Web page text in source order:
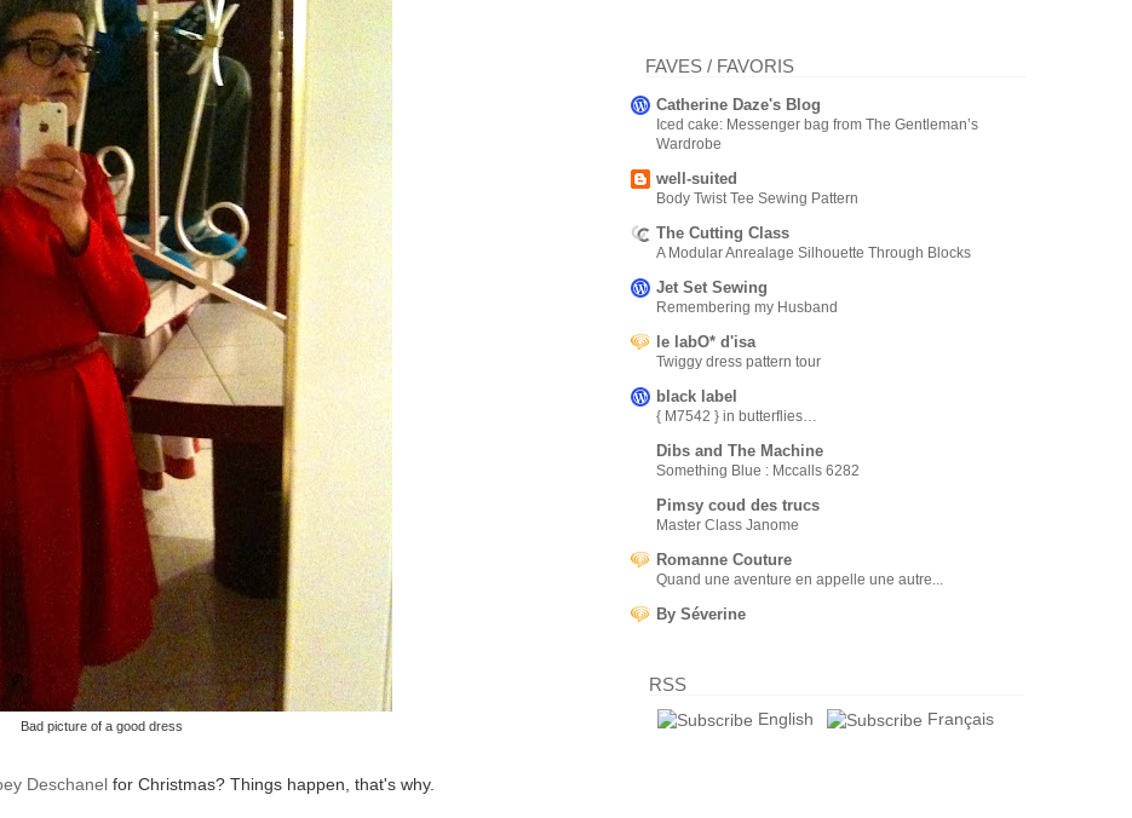
Bad picture of a good dress
Deschanel for Christmas? Things happen, that's why.
FAVES / FAVORIS
Catherine Daze's Blog
Iced cake: Messenger bag from The Gentleman’s
Wardrobe
well-suited
Body Twist Tee Sewing Pattern
The Cutting Class
A Modular Anrealage Silhouette Through Blocks
Jet Set Sewing
Remembering my Husband
le labO* d'isa
Twiggy dress pattern tour
black label
{ M7542 } in butterflies…
Dibs and The Machine
Something Blue : Mccalls 6282
Pimsy coud des trucs
Master Class Janome
Romanne Couture
Quand une aventure en appelle une autre...
By Séverine
RSS
English Français